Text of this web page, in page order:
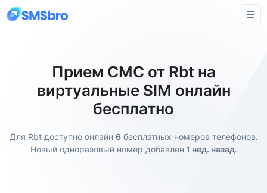
Прием СМС от Rbt на
виртуальные SIM онлайн
бесплатно
Для Rbt доступно онлайн 6бесплатных номеров телефонов.
Новый одноразовый номер добавлен 1 нед. назад.